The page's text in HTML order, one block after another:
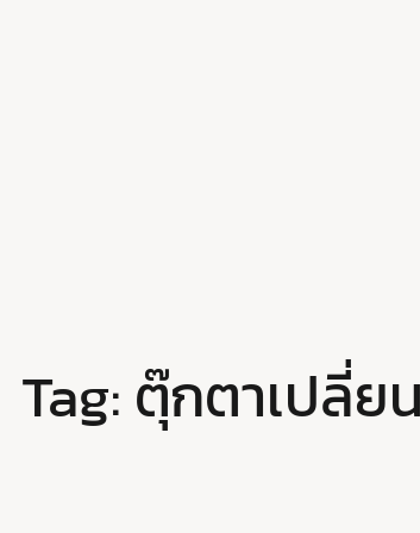
Tag: ตุ๊กตาเปลี่ย